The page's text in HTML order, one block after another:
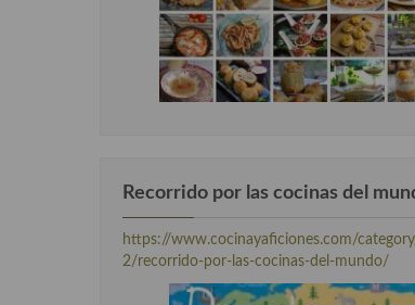
Recorrido por las cocinas del
https://www.cocinayaficiones.com/
2/recorrido-por-las-cocinas-del-mundo/